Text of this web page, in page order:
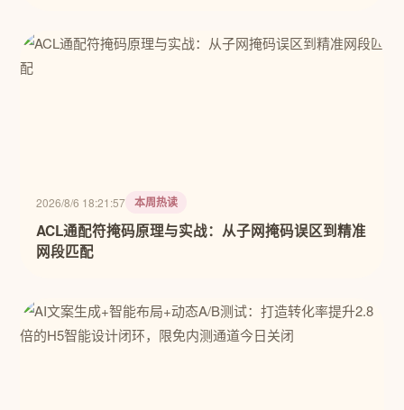
2026/8/6 18:21:57 本周热读
ACL通配符掩码原理与实战：从子网掩码误区到精准
网段匹配